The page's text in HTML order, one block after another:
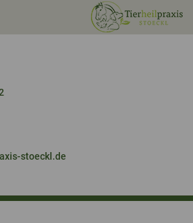
stoeckl.de